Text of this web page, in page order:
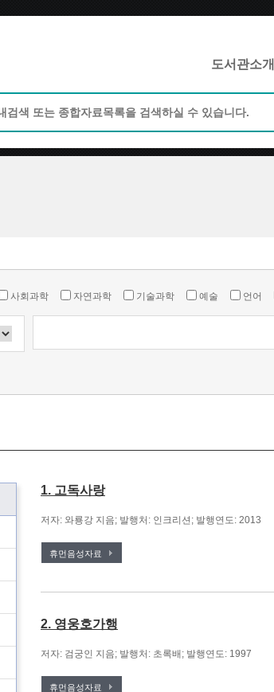
도서관소개
사회과학 자연과학 기술과학 예술 언어
1. 고독사랑
저자: 와룡강 지음; 발행처: 인크리션; 발행연도: 2013
휴먼음성자료
2. 영웅호가행
저자: 검궁인 지음; 발행처: 초록배; 발행연도: 1997
휴먼음성자료